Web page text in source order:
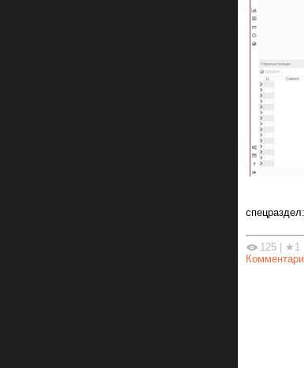
спецраздел:
125
★1